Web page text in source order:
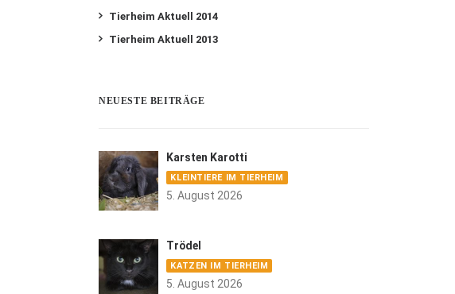
Tierheim Aktuell 2014
Tierheim Aktuell 2013
NEUESTE BEITRÄGE
Karsten Karotti
KLEINTIERE IM TIERHEIM
5. August 2026
Trödel
KATZEN IM TIERHEIM
5. August 2026